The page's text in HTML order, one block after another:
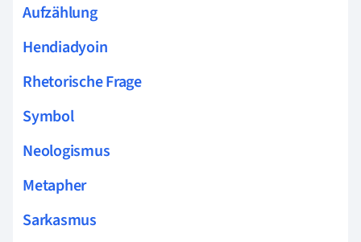
Aufzählung
Hendiadyoin
Rhetorische Frage
Symbol
Neologismus
Metapher
Sarkasmus